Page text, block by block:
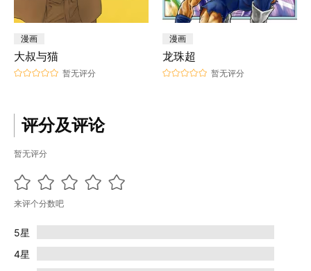
漫画
大叔与猫
暂无评分
漫画
龙珠超
暂无评分
评分及评论
暂无评分
来评个分数吧
5星
4星